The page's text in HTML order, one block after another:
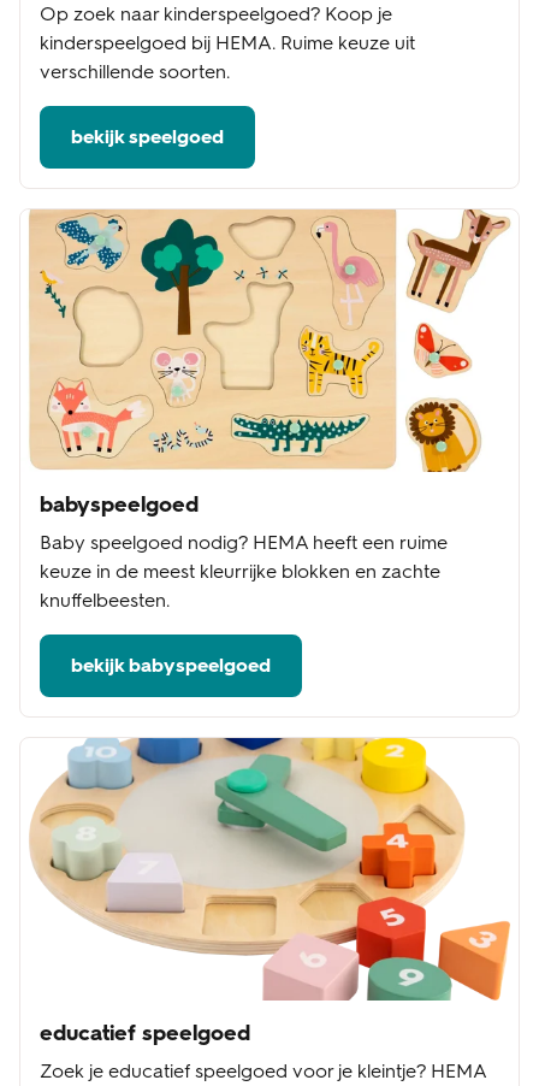
Op zoek naar kinderspeelgoed? Koop je
kinderspeelgoed bij HEMA. Ruime keuze uit
verschillende soorten.
bekijk speelgoed
babyspeelgoed
Baby speelgoed nodig? HEMA heeft een ruime
keuze in de meest kleurrijke blokken en zachte
knuffelbeesten.
bekijk babyspeelgoed
educatief speelgoed
Zoek je educatief speelgoed voor je kleintje? HEMA